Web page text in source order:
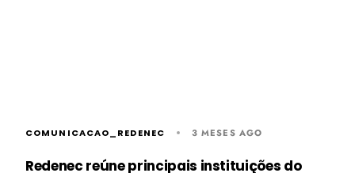
COMUNICACAO_REDENEC 3 MESES AGO
Redenec reúne principais instituições do